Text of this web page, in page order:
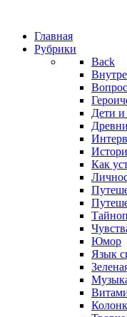
Главная
Рубрики
Back
Дети и
Как
Юмор
Язык